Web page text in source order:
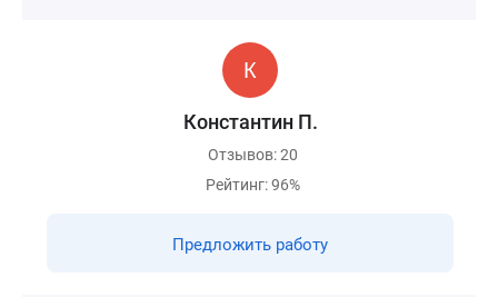
Константин П.
Отзывов: 20
Рейтинг: 96%
Предложить работу